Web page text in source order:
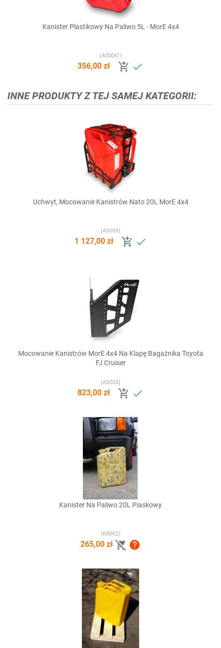
Kanister Plastikowy Na Paliwo 5L - MorE 4x4
(A00041)
356,00 zł  
INNE PRODUKTY Z TEJ SAMEJ KATEGORII:
Uchwyt, Mocowanie Kanistrów Nato 20L MorE 4x4
(AS009)
1 127,00 zł  
Mocowanie Kanistrów MorE 4x4 Na Klapę Bagażnika Toyota
FJ Cruiser
(AS025)
823,00 zł  
Kanister Na Paliwo 20L Piaskowy
(KR002)
265,00 zł  